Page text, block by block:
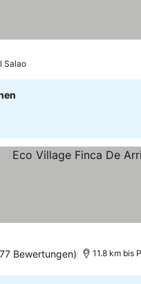
Salao
Bewertungen) 11.8 km bis